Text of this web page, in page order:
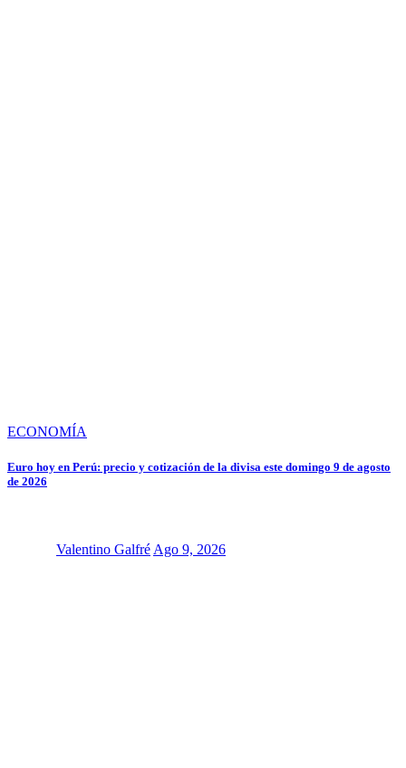
ECONOMÍA
Euro hoy en Perú: precio y cotización de la divisa este domingo 9 de agosto
de 2026
Valentino Galfré Ago 9, 2026